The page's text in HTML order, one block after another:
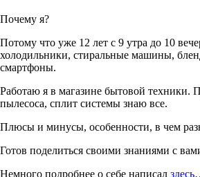
Почему я?
Потому что уже 12 лет с 9 утра до 10
холодильники, стиральные машины,
смартфоны.
Работаю я в магазине бытовой техники.
пылесоса, сплит системы знаю все.
Плюсы и минусы, особенности, в чем
Готов поделиться своими знаниями с
Немного подробнее о себе написал